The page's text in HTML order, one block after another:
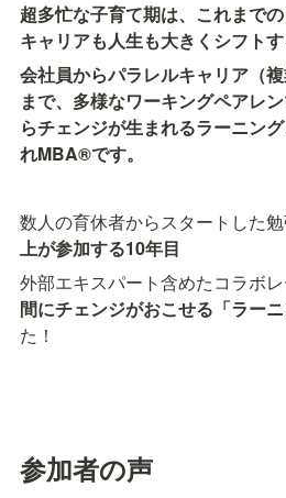
超多忙な子育て期は、これまでの
キャリアも人生も大きくシフト
会社員からパラレルキャリア（
まで、多様なワーキングペアレ
らチェンジが生まれるラーニン
れMBA®です。
数人の育休者からスタートした
上が参加する10年目
外部エキスパート含めたコラボレ
間にチェンジがおこせる「ラーニ
た！
参加者の声